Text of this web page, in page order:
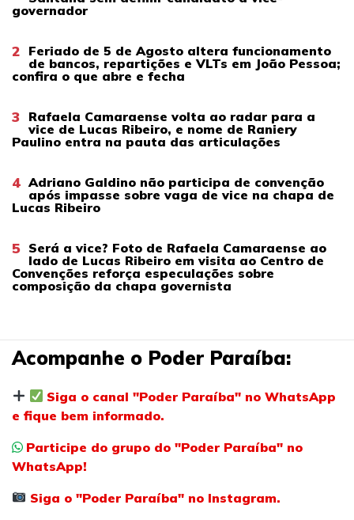
governador
2 Feriado de 5 de Agosto altera funcionamento
de bancos, repartições e VLTs em João Pessoa;
confira o que abre e fecha
3 Rafaela Camaraense volta ao radar para a
vice de Lucas Ribeiro, e nome de Raniery
Paulino entra na pauta das articulações
4 Adriano Galdino não participa de convenção
após impasse sobre vaga de vice na chapa de
Lucas Ribeiro
5 Será a vice? Foto de Rafaela Camaraense ao
lado de Lucas Ribeiro em visita ao Centro de
Convenções reforça especulações sobre
composição da chapa governista
Acompanhe o Poder Paraíba:
Siga o canal "Poder Paraíba" no WhatsApp
e fique bem informado.
Participe do grupo do "Poder Paraíba" no
WhatsApp!
Siga o "Poder Paraíba" no Instagram.